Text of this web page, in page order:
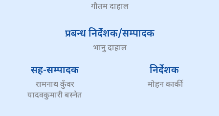
गौतम दाहाल
प्रबन्ध निर्देशक/सम्पादक
भानु दाहाल
सह-सम्पादक
रामनाथ कुँवर
यादवकुमारी बस्नेत
निर्देशक
मोहन कार्की